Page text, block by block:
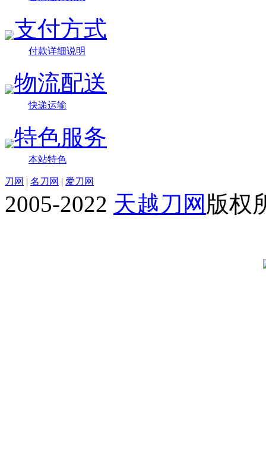
支付方式
付款详细说明
物流配送
快递运输
特色服务
本站特色
刀网 | 名刀网 | 爱刀网
2005-2022 天越刀网 版权